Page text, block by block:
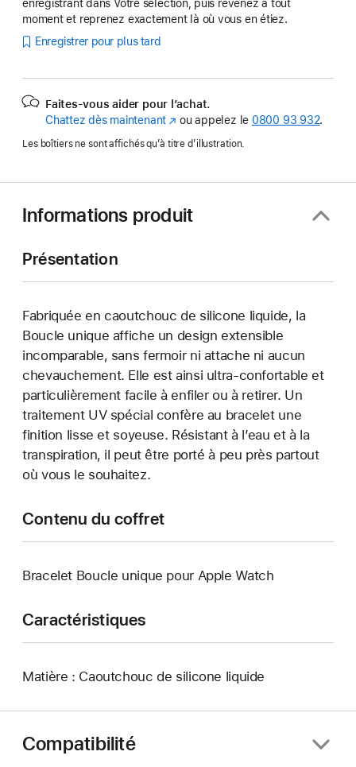
enregistrant dans Votre sélection, puis revenez à tout
moment et reprenez exactement là où vous en étiez.
Enregistrer pour plus tard
Faites-vous aider pour l’achat.
Chattez dès maintenant (s’ouvre
une
fenêtre)
ou appelez le 0800 93 932.
Les boîtiers ne sont affichés qu’à titre d’illustration.
Informations produit
Présentation
Fabriquée en caoutchouc de silicone liquide, la
Boucle unique affiche un design extensible
incomparable, sans fermoir ni attache ni aucun
chevauchement. Elle est ainsi ultra-confortable et
particulièrement facile à enfiler ou à retirer. Un
traitement UV spécial confère au bracelet une
finition lisse et soyeuse. Résistant à l’eau et à la
transpiration, il peut être porté à peu près partout
où vous le souhaitez.
Contenu du coffret
Bracelet Boucle unique pour Apple Watch
Caractéristiques
Matière : Caoutchouc de silicone liquide
Compatibilité